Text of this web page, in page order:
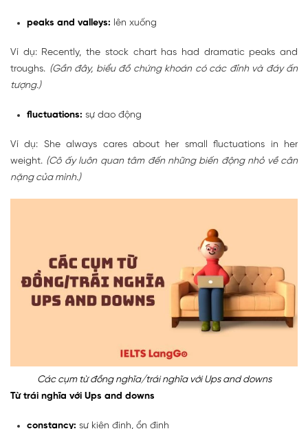
peaks and valleys: lên xuống
Ví dụ: Recently, the stock chart has had dramatic peaks and
troughs. (Gần đây, biểu đồ chứng khoán có các đỉnh và đáy ấn
tượng.)
fluctuations: sự dao động
Ví dụ: She always cares about her small fluctuations in her
weight. (Cô ấy luôn quan tâm đến những biến động nhỏ về cân
nặng của mình.)
Các cụm từ đồng nghĩa/trái nghĩa với Ups and downs
Từ trái nghĩa với Ups and downs
constancy: sự kiên định, ổn định